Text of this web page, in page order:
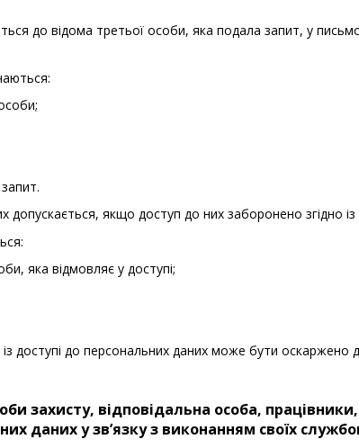
до відома третьої особи, яка подала запит, у
допускається, якщо доступ до них заборонено згідно
яка відмовляє у доступі;
доступі до персональних даних може бути оскаржено
захисту, відповідальна особа,
даних у зв’язку з виконанням своїх